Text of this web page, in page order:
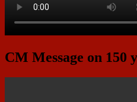
CM Message on 150